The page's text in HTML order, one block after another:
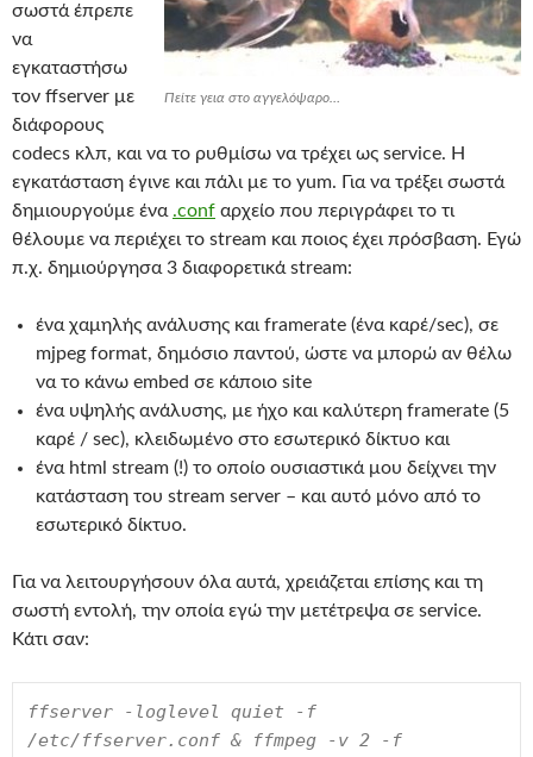
Πείτε γεια στο αγγελόψαρο…
σωστά έπρεπε
να
εγκαταστήσω
τον ffserver με
διάφορους
codecs κλπ, και να το ρυθμίσω να τρέχει ως service. Η
εγκατάσταση έγινε και πάλι με το yum. Για να τρέξει σωστά
δημιουργούμε ένα .conf αρχείο που περιγράφει το τι
θέλουμε να περιέχει το stream και ποιος έχει πρόσβαση. Εγώ
π.χ. δημιούργησα 3 διαφορετικά stream:
ένα χαμηλής ανάλυσης και framerate (ένα καρέ/sec), σε
mjpeg format, δημόσιο παντού, ώστε να μπορώ αν θέλω
να το κάνω embed σε κάποιο site
ένα υψηλής ανάλυσης, με ήχο και καλύτερη framerate (5
καρέ / sec), κλειδωμένο στο εσωτερικό δίκτυο και
ένα html stream (!) το οποίο ουσιαστικά μου δείχνει την
κατάσταση του stream server – και αυτό μόνο από το
εσωτερικό δίκτυο.
Για να λειτουργήσουν όλα αυτά, χρειάζεται επίσης και τη
σωστή εντολή, την οποία εγώ την μετέτρεψα σε service.
Κάτι σαν:
ffserver -loglevel quiet -f
/etc/ffserver.conf & ffmpeg -v 2 -f